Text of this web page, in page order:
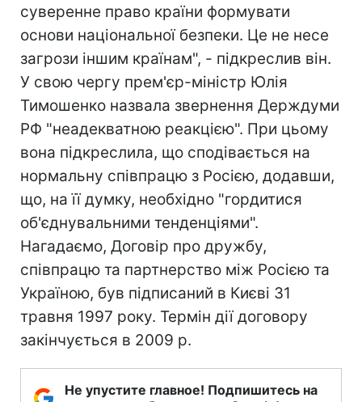
суверенне право країни формувати
основи національної безпеки. Це не несе
загрози іншим країнам", - підкреслив він.
У свою чергу прем'єр-міністр Юлія
Тимошенко назвала звернення Держдуми
РФ "неадекватною реакцією". При цьому
вона підкреслила, що сподівається на
нормальну співпрацю з Росією, додавши,
що, на її думку, необхідно "гордитися
об'єднувальними тенденціями".
Нагадаємо, Договір про дружбу,
співпрацю та партнерство між Росією та
Україною, був підписаний в Києві 31
травня 1997 року. Термін дії договору
закінчується в 2009 р.
Не упустите главное! Подпишитесь на